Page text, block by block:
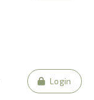
Login